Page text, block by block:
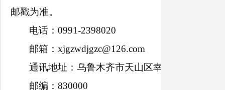
邮戳为准。
电话：0991-2398020
邮箱：xjgzwdjgzc@126.com
通讯地址：乌鲁木齐市天山区幸福路13号自治
邮编：830000